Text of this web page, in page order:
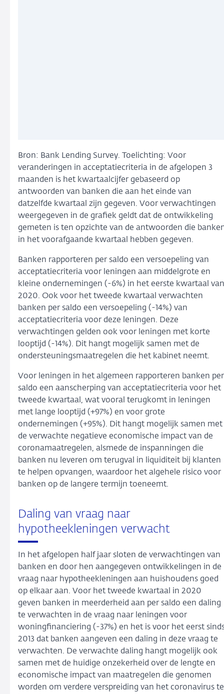
Bron: Bank Lending Survey. Toelichting: Voor
veranderingen in acceptatiecriteria in de afgelopen 3
maanden is het kwartaalcijfer gebaseerd op
antwoorden van banken die aan het einde van
datzelfde kwartaal zijn gegeven. Voor verwachtingen
weergegeven in de grafiek geldt dat de ontwikkeling
gemeten is ten opzichte van de antwoorden die
in het voorafgaande kwartaal hebben gegeven.
Banken rapporteren per saldo een versoepeling van
acceptatiecriteria voor leningen aan middelgrote en
kleine ondernemingen (-6%) in het eerste kwartaal van
2020. Ook voor het tweede kwartaal verwachten
banken per saldo een versoepeling (-14%) van
acceptatiecriteria voor deze leningen. Deze
verwachtingen gelden ook voor leningen met korte
looptijd (-14%). Dit hangt mogelijk samen met de
ondersteuningsmaatregelen die het kabinet neemt.
Voor leningen in het algemeen rapporteren banken per
saldo een aanscherping van acceptatiecriteria voor het
tweede kwartaal, wat vooral terugkomt in leningen
met lange looptijd (+97%) en voor grote
ondernemingen (+95%). Dit hangt mogelijk samen met
de verwachte negatieve economische impact van de
coronamaatregelen, alsmede de inspanningen die
banken nu leveren om terugval in liquiditeit bij klanten
te helpen opvangen, waardoor het algehele risico voor
banken op de langere termijn toeneemt.
Daling van vraag naar
hypotheekleningen verwacht
In het afgelopen half jaar sloten de verwachtingen van
banken en door hen aangegeven ontwikkelingen in de
vraag naar hypotheekleningen aan huishoudens goed
op elkaar aan. Voor het tweede kwartaal in 2020
geven banken in meerderheid aan per saldo een daling
te verwachten in de vraag naar leningen voor
woningfinanciering (-37%) en het is voor het eerst
2013 dat banken aangeven een daling in deze vraag te
verwachten. De verwachte daling hangt mogelijk ook
samen met de huidige onzekerheid over de lengte en
economische impact van maatregelen die genomen
worden om verdere verspreiding van het coronavirus te